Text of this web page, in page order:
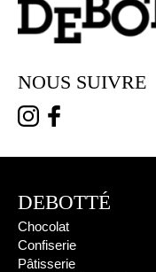
NOUS SUIVRE
DEBOTTÉ
Chocolat
Confiserie
Pâtisserie